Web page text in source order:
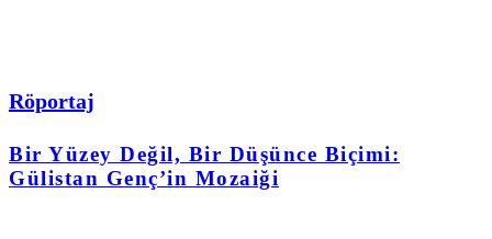
Röportaj
Bir Yüzey Değil, Bir Düşünce Biçimi:
Gülistan Genç’in Mozaiği